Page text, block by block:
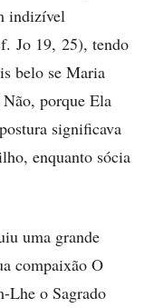
indizível
Jo 19, 25), tendo
belo se Maria
Não, porque Ela
significava
enquanto sócia
uma grande
compaixão O
Lhe o Sagrado